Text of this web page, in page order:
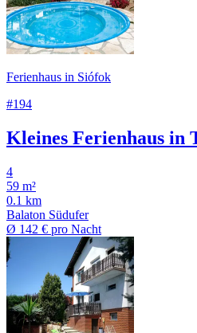
Ferienhaus in Siófok
#194
Kleines Ferienhaus in
4
59 m²
0.1 km
Balaton Südufer
Ø 142 € pro Nacht